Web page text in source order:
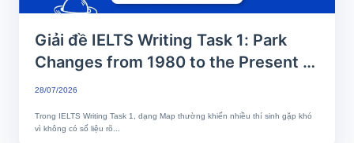
Giải đề IELTS Writing Task 1: Park
Changes from 1980 to the Present |
Phân tích chi tiết & Bài mẫu band 8+
28/07/2026
Trong IELTS Writing Task 1, dạng Map thường khiến nhiều thí sinh gặp khó
vì không có số liệu rõ...